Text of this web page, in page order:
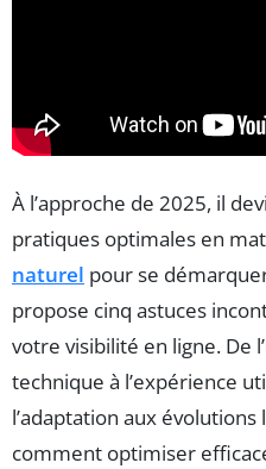
À l’approche de 2025, il
pratiques optimales en
naturel pour se
propose cinq astuces
votre visibilité en ligne. De
technique à l’expérience
l’adaptation aux évolutions
comment optimiser